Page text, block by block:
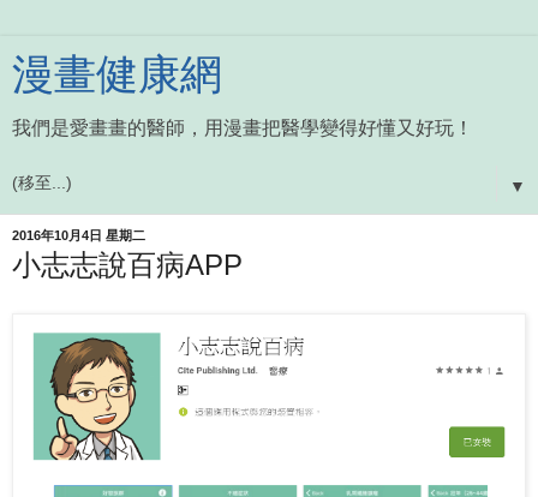
漫畫健康網
我們是愛畫畫的醫師，用漫畫把醫學變得好懂又好玩！
▼
2016年10月4日 星期二
小志志說百病APP